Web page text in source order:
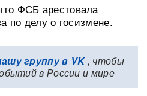
ФСБ арестовала
по делу о госизмене.
группу в VK, чтобы
в России и мире